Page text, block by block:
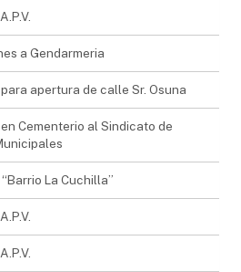
a Gendarmeria
apertura de calle Sr. Osuna
Cementerio al Sindicato de
La Cuchilla”